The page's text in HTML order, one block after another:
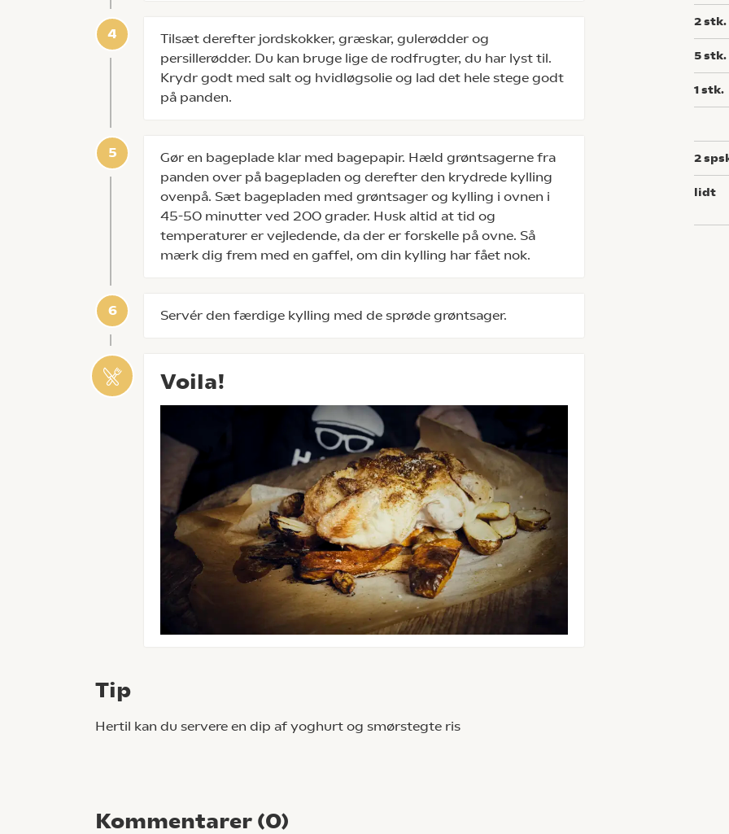
Tilsæt derefter jordskokker, græskar, gulerødder og
persillerødder. Du kan bruge lige de rodfrugter, du har lyst til.
Krydr godt med salt og hvidløgsolie og lad det hele stege godt
på panden.
Gør en bageplade klar med bagepapir. Hæld grøntsagerne fra
panden over på bagepladen og derefter den krydrede kylling
ovenpå. Sæt bagepladen med grøntsager og kylling i ovnen i
45-50 minutter ved 200 grader. Husk altid at tid og
temperaturer er vejledende, da der er forskelle på ovne. Så
mærk dig frem med en gaffel, om din kylling har fået nok.
Servér den færdige kylling med de sprøde grøntsager.
Voila!
Tip
Hertil kan du servere en dip af yoghurt og smørstegte ris
2stk.
5stk.
1stk.
2
lidt
Kommentarer (0)